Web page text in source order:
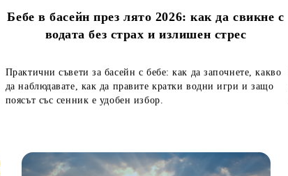
Бебе в басейн през лято 2026: как да свикне с
водата без страх и излишен стрес
Практични съвети за басейн с бебе: как да започнете, какво
да наблюдавате, как да правите кратки водни игри и защо
поясът със сенник е удобен избор.